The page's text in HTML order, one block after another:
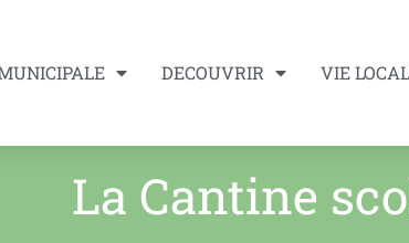
DECOUVRIR VIE
La Cantine